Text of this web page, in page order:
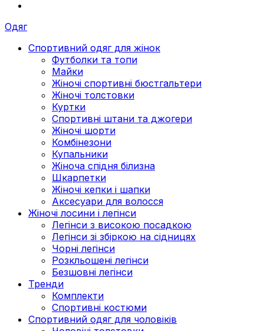
Одяг
Спортивний одяг для жінок
Футболки та топи
Майки
Жіночі спортивні бюстгальтери
Жіночі толстовки
Куртки
Спортивні штани та джогери
Жіночі шорти
Комбінезони
Купальники
Жіноча спідня білизна
Шкарпетки
Жіночі кепки і шапки
Аксесуари для волосся
Жіночі лосини і легінси
Легінси з високою посадкою
Легінси зі збіркою на сідницях
Чорні легінси
Розкльошені легінси
Безшовні легінси
Тренди
Комплекти
Спортивні костюми
Спортивний одяг для чоловіків